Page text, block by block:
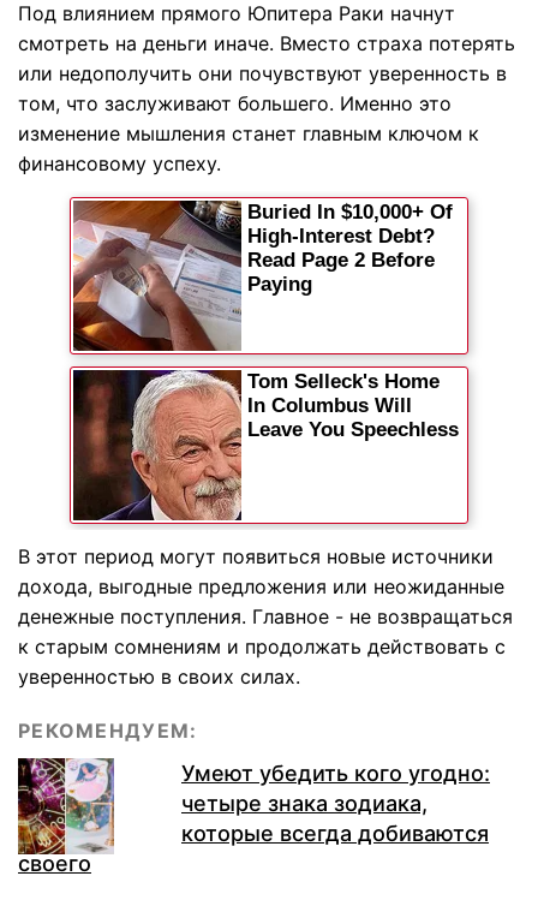
Под влиянием прямого Юпитера Раки начнут
смотреть на деньги иначе. Вместо страха потерять
или недополучить они почувствуют уверенность в
том, что заслуживают большего. Именно это
изменение мышления станет главным ключом к
финансовому успеху.
В этот период могут появиться новые источники
дохода, выгодные предложения или неожиданные
денежные поступления. Главное - не возвращаться
к старым сомнениям и продолжать действовать с
уверенностью в своих силах.
РЕКОМЕНДУЕМ:
Умеют убедить кого угодно:
четыре знака зодиака,
которые всегда добиваются
своего